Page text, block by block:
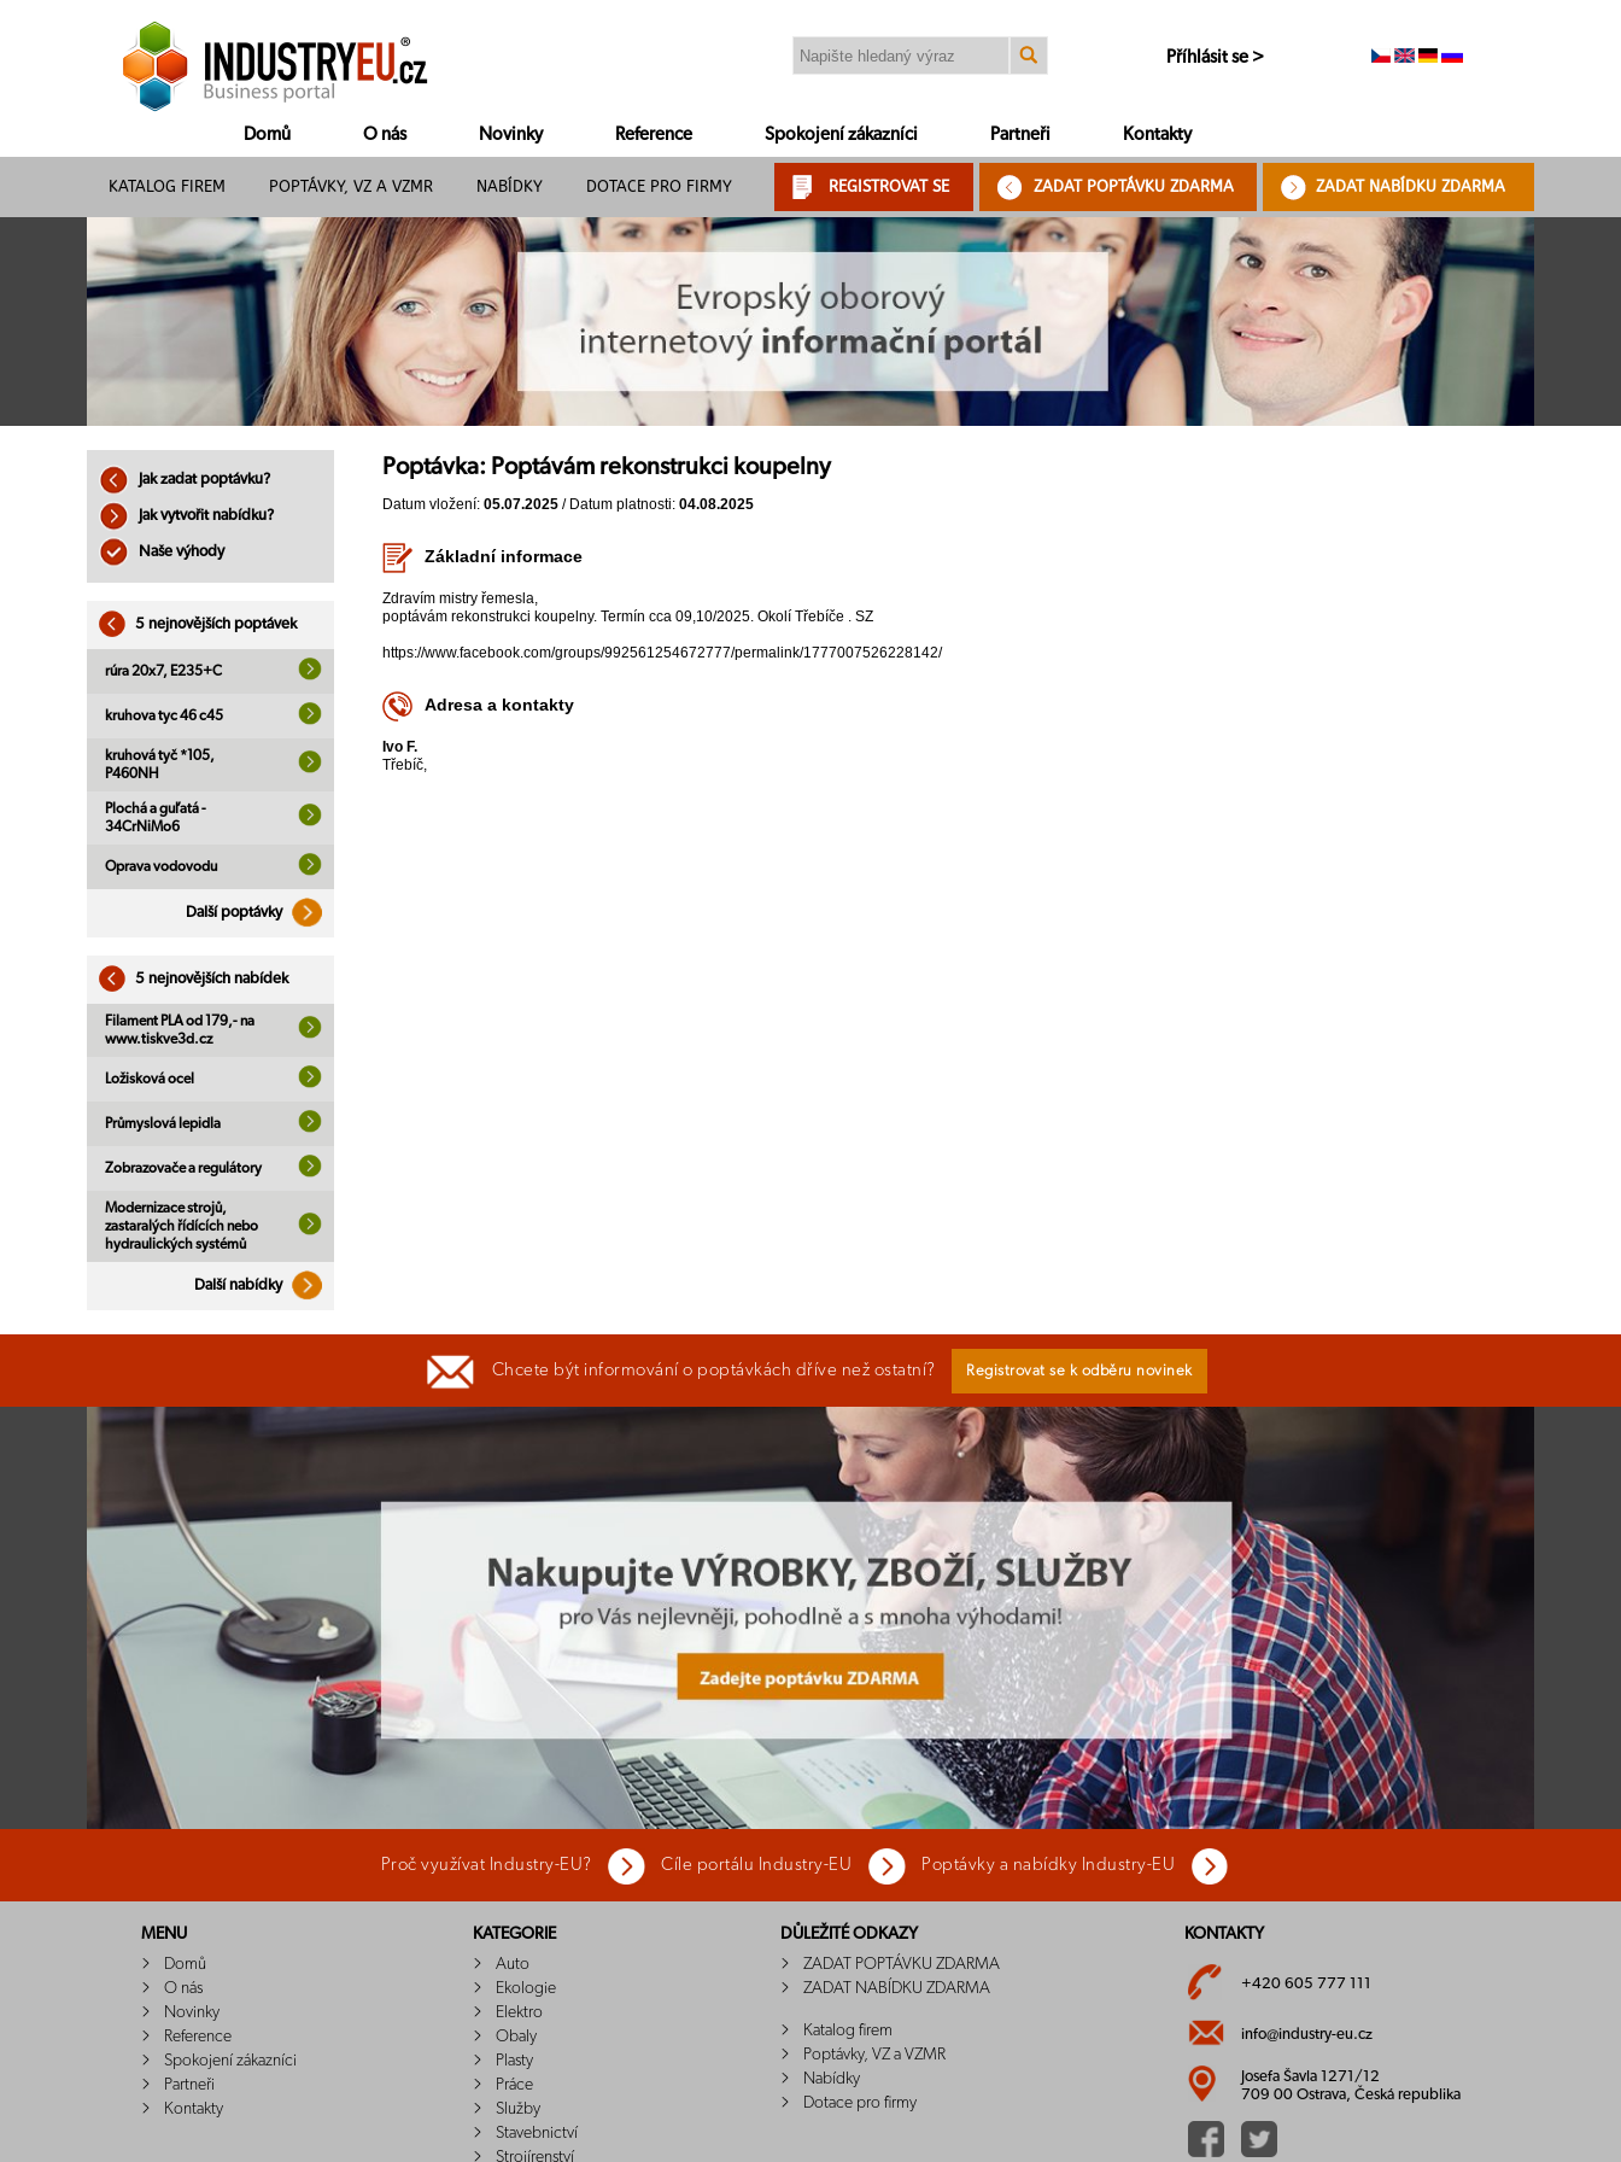
Příhlásit se >
Domů O nás Novinky Reference Spokojení zákazníci Partneři Kontakty
KATALOG FIREM POPTÁVKY, VZ A VZMR NABÍDKY DOTACE PRO FIRMY REGISTROVAT SE ZADAT POPTÁVKU ZDARMA ZADAT NABÍDKU ZDARMA
Jak zadat poptávku?
Jak vytvořit nabídku?
Naše výhody
5 nejnovějších poptávek
rúra 20x7, E235+C
kruhova tyc 46 c45
kruhová tyč *105,
P460NH
Plochá a guľatá -
34CrNiMo6
Oprava vodovodu
Další poptávky
5 nejnovějších nabídek
Filament PLA od 179,- na
www.tiskve3d.cz
Ložisková ocel
Průmyslová lepidla
Zobrazovače a regulátory
Modernizace strojů,
zastaralých řídících nebo
hydraulických systémů
Další nabídky
Poptávka: Poptávám rekonstrukci koupelny
Datum vložení: 05.07.2025 / Datum platnosti: 04.08.2025
Základní informace
Zdravím mistry řemesla,
poptávám rekonstrukci koupelny. Termín cca 09,10/2025. Okolí Třebíče . SZ
https://www.facebook.com/groups/992561254672777/permalink/1777007526228142/
Adresa a kontakty
Ivo F.
Třebíč,
Chcete být informování o poptávkách dříve než ostatní? Registrovat se k odběru novinek
Proč využívat Industry-EU? Cíle portálu Industry-EU Poptávky a nabídky Industry-EU
MENU
Domů
O nás
Novinky
Reference
Spokojení zákazníci
Partneři
Kontakty
KATEGORIE
Auto
Ekologie
Elektro
Obaly
Plasty
Práce
Služby
Stavebnictví
Strojírenství
DŮLEŽITÉ ODKAZY
ZADAT POPTÁVKU ZDARMA
ZADAT NABÍDKU ZDARMA
Katalog firem
Poptávky, VZ a VZMR
Nabídky
Dotace pro firmy
KONTAKTY
+420 605 777 111
info@industry-eu.cz
Josefa Šavla 1271/12
709 00 Ostrava, Česká republika